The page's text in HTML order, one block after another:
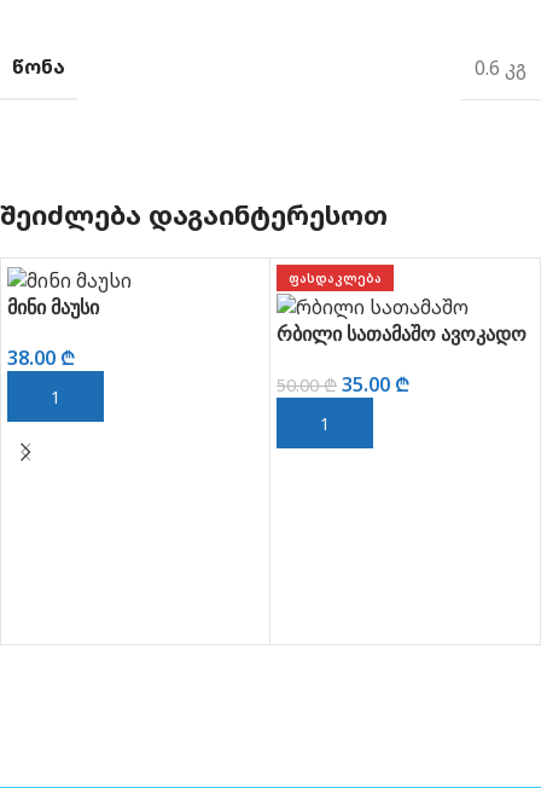
ᲬᲝᲜᲐ 0.6 კგ
ᲨᲔᲘᲫᲚᲔᲑᲐ ᲓᲐᲒᲐᲘᲜᲢᲔᲠᲔᲡᲝᲗ
მინი მაუსი
38.00 ₾
ᲙᲐᲚᲐᲗᲐᲨᲘ ᲓᲐᲛᲐᲢᲔᲑᲐ
ᲤᲐᲡᲓᲐᲙᲚᲔᲑᲐ
რბილი სათამაშო ავოკადო
50.00₾ 35.00 ₾
ᲙᲐᲚᲐᲗᲐᲨᲘ ᲓᲐᲛᲐᲢᲔᲑᲐ